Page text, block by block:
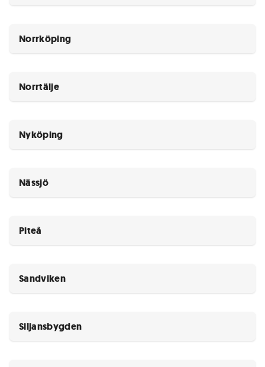
Norrköping
Norrtälje
Nyköping
Nässjö
Piteå
Sandviken
Siljansbygden